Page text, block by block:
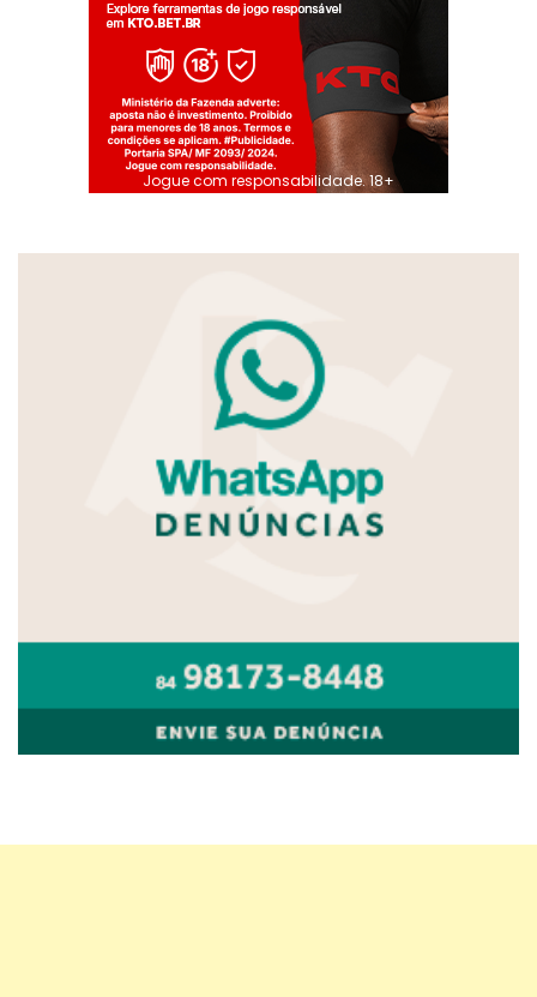
Jogue com responsabilidade. 18+